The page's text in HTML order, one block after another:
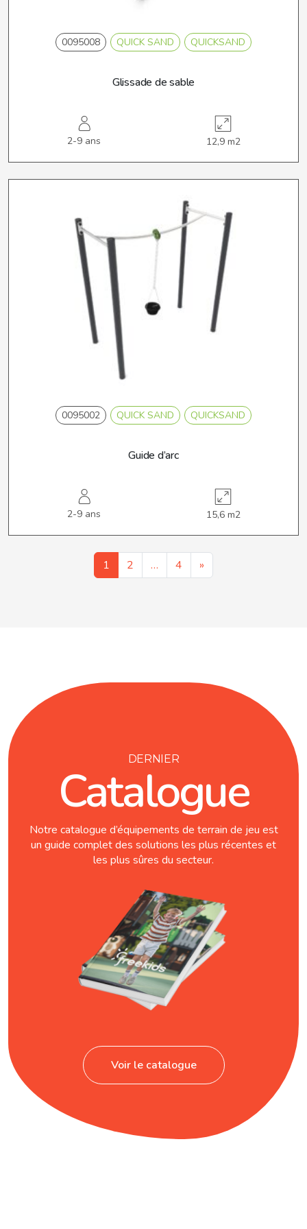
0095008 QUICK SAND QUICKSAND
Glissade de sable
2-9 ans 12,9 m2
0095002 QUICK SAND QUICKSAND
Guide d’arc
2-9 ans 15,6 m2
1 2 … 4 »
DERNIER
Catalogue
Notre catalogue d’équipements de terrain de jeu est
un guide complet des solutions les plus récentes et
les plus sûres du secteur.
Voir le catalogue